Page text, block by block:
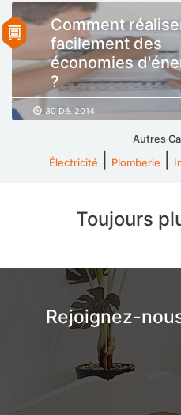
Comment
facilement des
économies
?
30 Dé. 2014
Autres
Électricité Plomberie
Toujours
Rejoignez-